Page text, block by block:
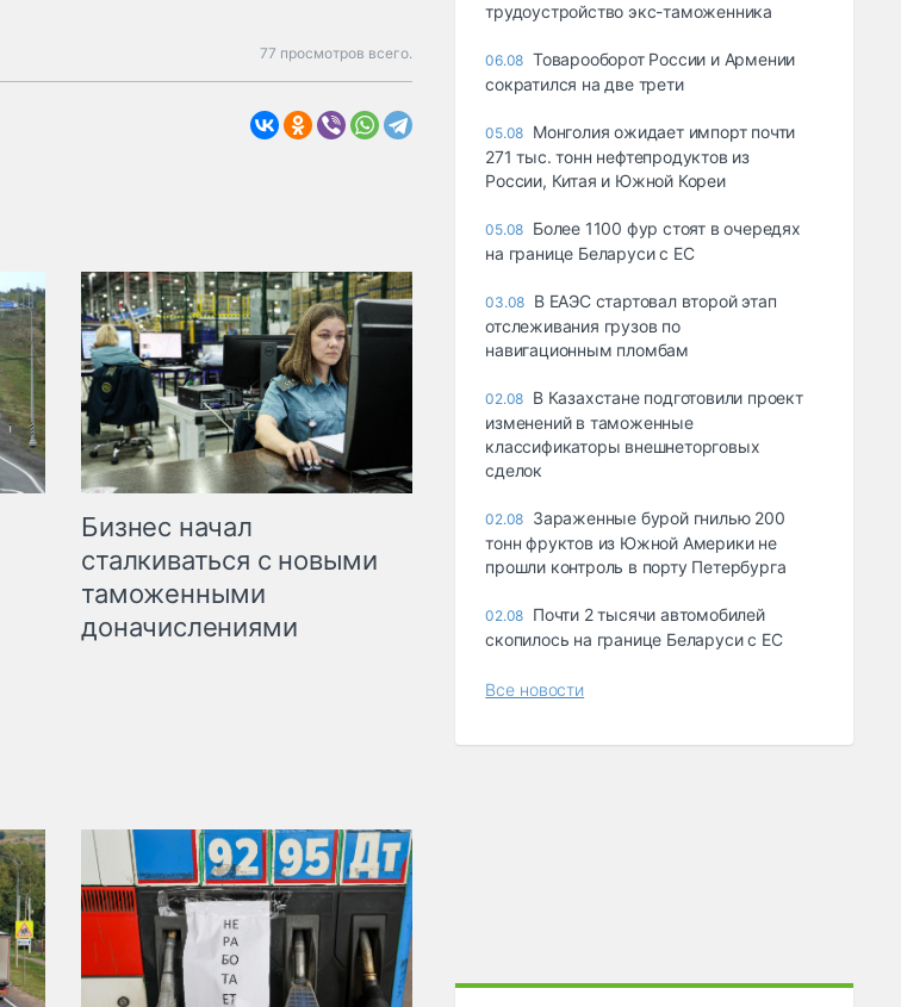
77 просмотров всего.
Бизнес начал
сталкиваться с новыми
таможенными
доначислениями
трудоустройство экс-таможенника
06.08 Товарооборот России и Армении
сократился на две трети
05.08 Монголия ожидает импорт почти
271 тыс. тонн нефтепродуктов из
России, Китая и Южной Кореи
05.08 Более 1100 фур стоят в очередях
на границе Беларуси с ЕС
03.08 В ЕАЭС стартовал второй этап
отслеживания грузов по
навигационным пломбам
02.08 В Казахстане подготовили проект
изменений в таможенные
классификаторы внешнеторговых
сделок
02.08 Зараженные бурой гнилью 200
тонн фруктов из Южной Америки не
прошли контроль в порту Петербурга
02.08 Почти 2 тысячи автомобилей
скопилось на границе Беларуси с ЕС
Все новости